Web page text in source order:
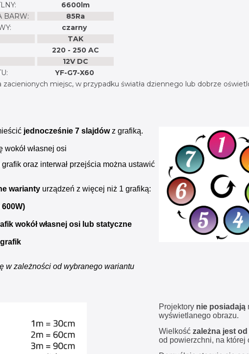
6600lm
BARW:
85Ra
czarny
TAK
220 - 250 AC
12V DC
YF-G7-X60
zacienionych miejsc, w przypadku światła dziennego lub dobrze
jednocześnie 7 slajdówz grafiką.
wokół własnej osi
oraz interwał przejścia można ustawić
wariantyurządzeń z więcej niż 1 grafiką:
wokół własnej osi lub statyczne
w zależności od wybranego wariantu
Projektory nie posiadają
wyświetlanego obrazu.
Wielkość zależna jest
od powierzchni, na której